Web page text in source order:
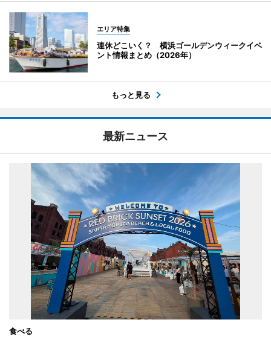
エリア特集
連休どこいく？ 横浜ゴールデンウィークイベ
ント情報まとめ（2026年）
もっと見る
最新ニュース
食べる